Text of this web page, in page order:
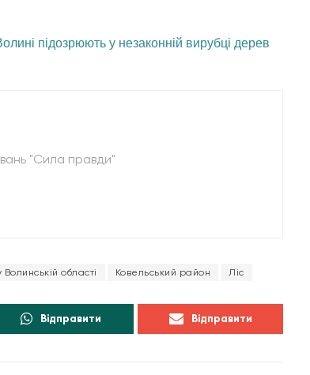
підозрюють у незаконній вирубці дерев
"Сила правди"
області Ковельський район Ліс
Відправити Відправити